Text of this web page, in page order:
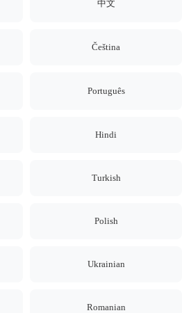
中文
Čeština
Português
Hindi
Turkish
Polish
Ukrainian
Romanian